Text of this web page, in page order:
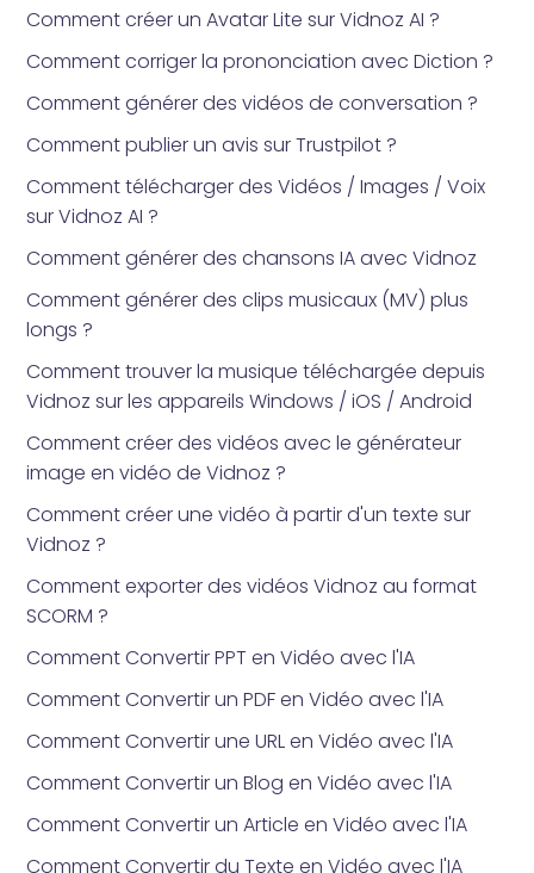
Comment créer un Avatar Lite sur Vidnoz AI ?
Comment corriger la prononciation avec Diction ?
Comment générer des vidéos de conversation ?
Comment publier un avis sur Trustpilot ?
Comment télécharger des Vidéos / Images / Voix
sur Vidnoz AI ?
Comment générer des chansons IA avec Vidnoz
Comment générer des clips musicaux (MV) plus
longs ?
Comment trouver la musique téléchargée depuis
Vidnoz sur les appareils Windows / iOS / Android
Comment créer des vidéos avec le générateur
image en vidéo de Vidnoz ?
Comment créer une vidéo à partir d'un texte sur
Vidnoz ?
Comment exporter des vidéos Vidnoz au format
SCORM ?
Comment Convertir PPT en Vidéo avec l'IA
Comment Convertir un PDF en Vidéo avec l'IA
Comment Convertir une URL en Vidéo avec l'IA
Comment Convertir un Blog en Vidéo avec l'IA
Comment Convertir un Article en Vidéo avec l'IA
Comment Convertir du Texte en Vidéo avec l'IA